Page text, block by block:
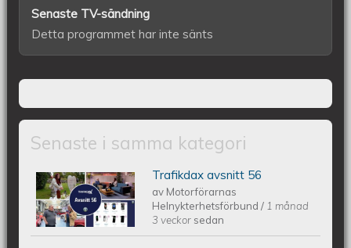
Senaste TV-sändning
Detta programmet har inte sänts
Senaste i samma kategori
Trafikdax - Avsnitt 56
Trafikdax avsnitt 56
av Motorförarnas
Helnykterhetsförbund/ 1 månad
3 veckor sedan